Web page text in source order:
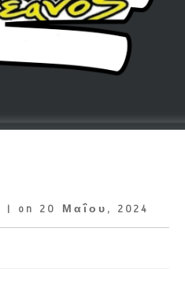
| on 20 Μαΐου, 2024